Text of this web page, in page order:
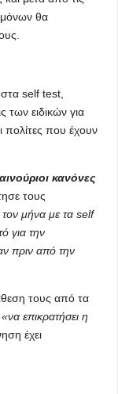
θα
self test,
των ειδικών για
πολίτες που έχουν
κανόνες
τους
τον μήνα με τα self
για την
πριν από την
τους από τα
«να επικρατήσει η
έχει